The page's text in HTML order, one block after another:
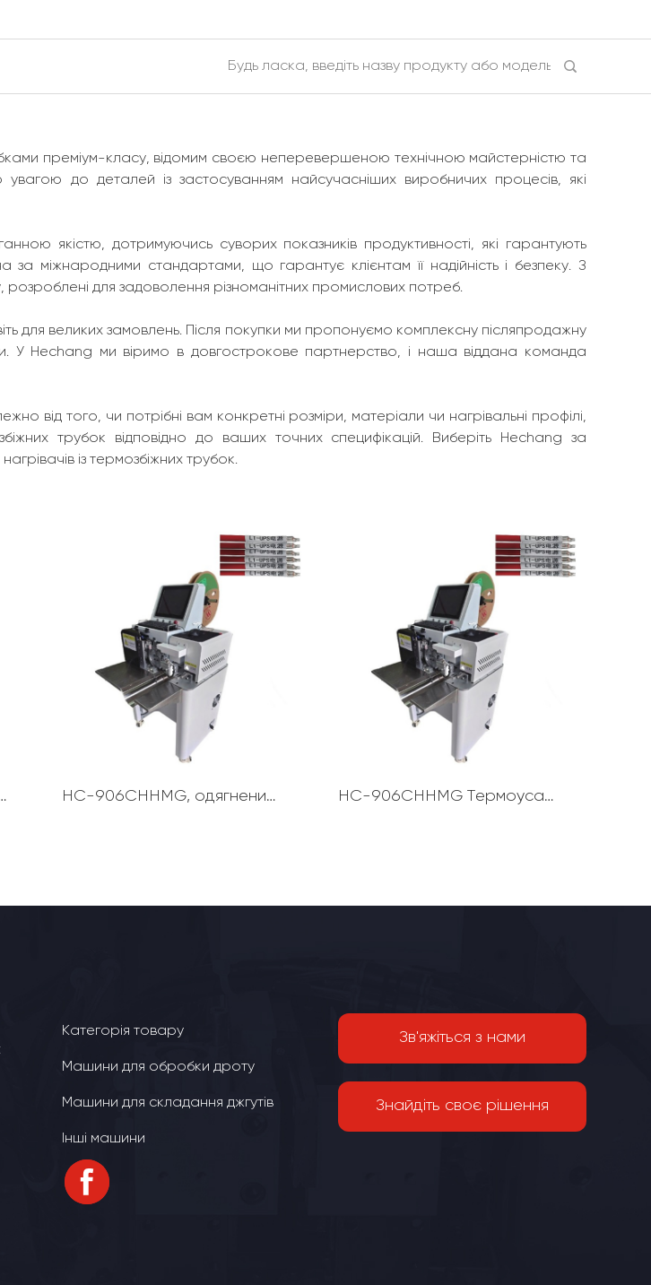
преміум-класу, відомим своєю неперевершеною технічною майстерністю та
увагою до деталей із застосуванням найсучасніших виробничих процесів, які
якістю, дотримуючись суворих показників продуктивності, які гарантують
міжнародними стандартами, що гарантує клієнтам її надійність і безпеку. З
для задоволення різноманітних промислових потреб.
для великих замовлень. Після покупки ми пропонуємо комплексну післяпродажну
У Hechang ми віримо в довгострокове партнерство, і наша віддана команда
від того, чи потрібні вам конкретні розміри, матеріали чи нагрівальні профілі,
трубок відповідно до ваших точних специфікацій. Виберіть Hechang за
із термозбіжних трубок.
трубчастий нагрівач HC-906CHHMG, одягнений у запечену номерну трубку Yinyu машина (диски) HC-906CHHMG Термоусадочна мелодія для маркування та нагрівання
Категорія товару
Машини для обробки дроту
Машини для складання джгутів
Інші машини
Зв'яжіться з нами
Знайдіть своє рішення